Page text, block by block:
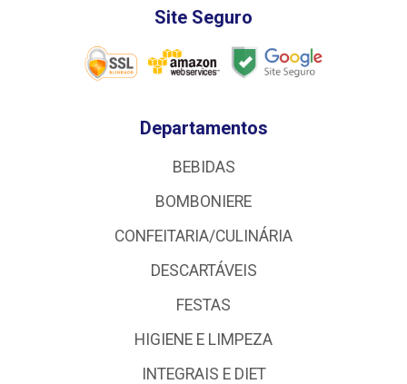
Site Seguro
Departamentos
BEBIDAS
BOMBONIERE
CONFEITARIA/CULINÁRIA
DESCARTÁVEIS
FESTAS
HIGIENE E LIMPEZA
INTEGRAIS E DIET